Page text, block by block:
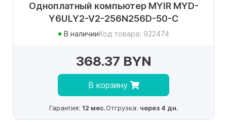
Одноплатный компьютер MYIR MYD-
Y6ULY2-V2-256N256D-50-C
В наличииКод товара: 922474
368.37 BYN
В корзину
Гарантия: 12 мес.Отгрузка: через 4 дн.